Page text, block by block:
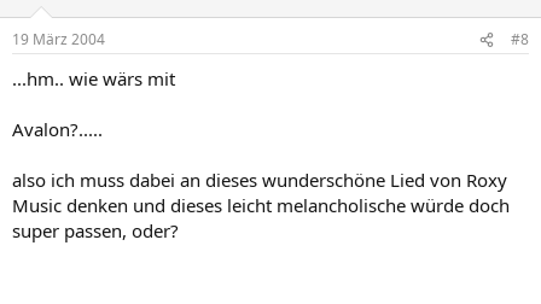
19 März 2004 #8
...hm.. wie wärs mit
Avalon?.....
also ich muss dabei an dieses wunderschöne Lied von Roxy
Music denken und dieses leicht melancholische würde doch
super passen, oder?